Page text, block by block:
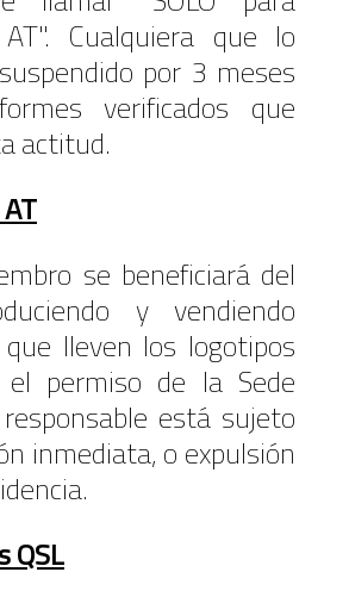
Cualquiera que lo
por 3 meses
verificados que
actitud.
se beneficiará del
y vendiendo
lleven los logotipos
permiso de la Sede
está sujeto
inmediata, o expulsión
QSL